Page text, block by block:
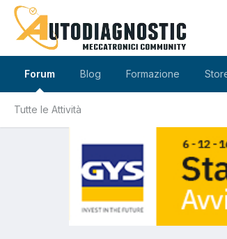
Forum
Tutte le Attività
Blog Formazione